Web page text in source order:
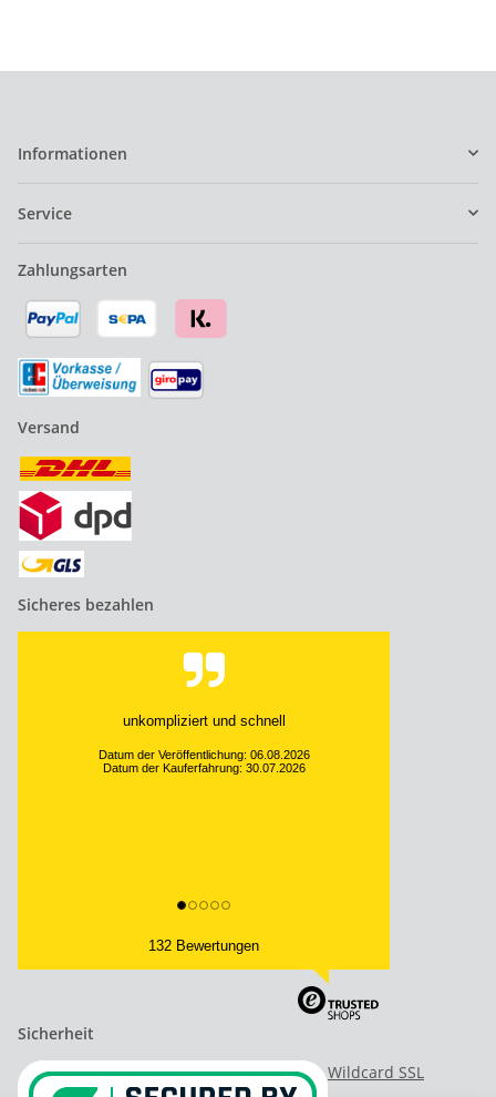
Informationen
Service
Zahlungsarten
Versand
Sicheres bezahlen
unkompliziert und schnell
Datum der Veröffentlichung: 06.08.2026
Datum der Kauferfahrung: 30.07.2026
132 Bewertungen
Sicherheit
Wildcard SSL